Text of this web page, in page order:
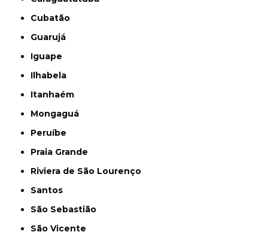
Cubatão
Guarujá
Iguape
Ilhabela
Itanhaém
Mongaguá
Peruíbe
Praia Grande
Riviera de São Lourenço
Santos
São Sebastião
São Vicente